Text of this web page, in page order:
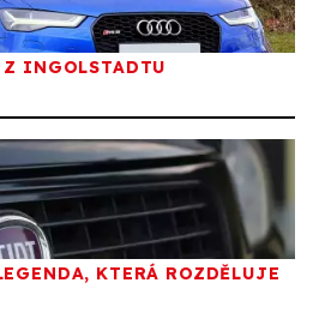
INGOLSTADTU
KTERÁ ROZDĚLUJE